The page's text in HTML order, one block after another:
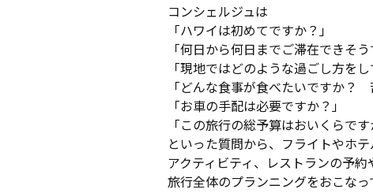
コンシェルジュは
「ハワイは初めてですか？」
「何日から何日までご滞在できそう
「現地ではどのような過ごし方を
「どんな食事が食べたいですか？
「お車の手配は必要ですか？」
「この旅行の総予算はおいくらです
といった質問から、フライトやホ
アクティビティ、レストランの予
旅行全体のプランニングをおこなっ